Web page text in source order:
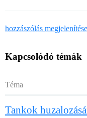
hozzászólás
Kapcsolódó témák
Téma
Tankok